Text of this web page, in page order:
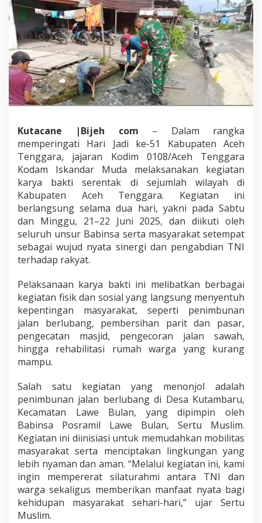
a
r
a
K
o
d
a
m
I
M
e
l
a
r
K
a
y
a
B
a
k
t
Kutacane |Bijeh com – Dalam rangka
memperingati Hari Jadi ke-51 Kabupaten Aceh
Tenggara, jajaran Kodim 0108/Aceh Tenggara
Kodam Iskandar Muda melaksanakan kegiatan
karya bakti serentak di sejumlah wilayah di
Kabupaten Aceh Tenggara. Kegiatan ini
berlangsung selama dua hari, yakni pada Sabtu
dan Minggu, 21–22 Juni 2025, dan diikuti oleh
seluruh unsur Babinsa serta masyarakat setempat
sebagai wujud nyata sinergi dan pengabdian TNI
terhadap rakyat.
Pelaksanaan karya bakti ini melibatkan berbagai
kegiatan fisik dan sosial yang langsung menyentuh
kepentingan masyarakat, seperti penimbunan
jalan berlubang, pembersihan parit dan pasar,
pengecatan masjid, pengecoran jalan sawah,
hingga rehabilitasi rumah warga yang kurang
mampu.
Salah satu kegiatan yang menonjol adalah
penimbunan jalan berlubang di Desa Kutambaru,
Kecamatan Lawe Bulan, yang dipimpin oleh
Babinsa Posramil Lawe Bulan, Sertu Muslim.
Kegiatan ini diinisiasi untuk memudahkan mobilitas
masyarakat serta menciptakan lingkungan yang
lebih nyaman dan aman. “Melalui kegiatan ini, kami
ingin mempererat silaturahmi antara TNI dan
warga sekaligus memberikan manfaat nyata bagi
kehidupan masyarakat sehari-hari,” ujar Sertu
Muslim.